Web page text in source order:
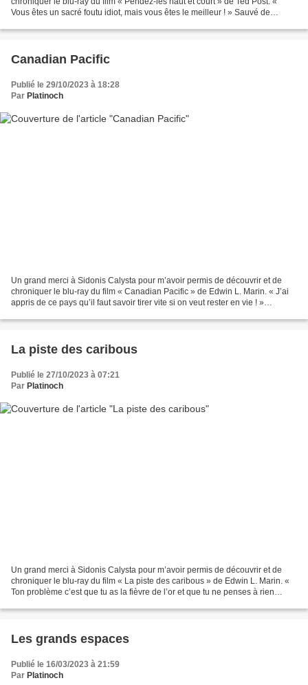
Vous êtes un sacré foutu idiot, mais vous êtes le meilleur ! » Sauvé de
Canadian Pacific
Publié le 29/10/2023 à 18:28
Par Platinoch
Un grand merci à Sidonis Calysta pour m’avoir permis de découvrir et de
chroniquer le blu-ray du film « Canadian Pacific » de Edwin L. Marin. « J’ai
appris de ce pays qu’il faut savoir tirer vite si on veut rester en vie ! »
La piste des caribous
Publié le 27/10/2023 à 07:21
Par Platinoch
Un grand merci à Sidonis Calysta pour m’avoir permis de découvrir et de
chroniquer le blu-ray du film « La piste des caribous » de Edwin L. Marin. «
Ton problème c’est que tu as la fièvre de l’or et que tu ne penses à rien
Les grands espaces
Publié le 16/03/2023 à 21:59
Par Platinoch